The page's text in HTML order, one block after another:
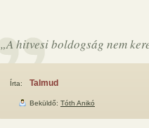
„A hitvesi boldogság nem
Írta: Talmud
Beküldő: Tóth Anikó